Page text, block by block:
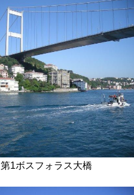
第1ボスフォラス大橋